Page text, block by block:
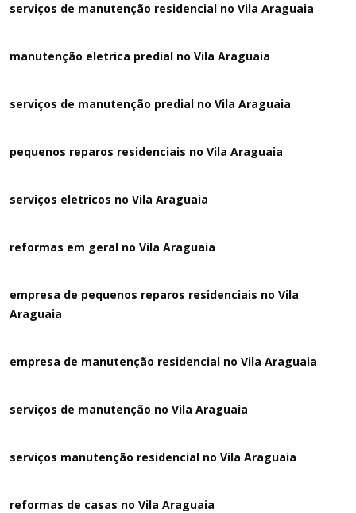
serviços de manutenção residencial no Vila Araguaia
manutenção eletrica predial no Vila Araguaia
serviços de manutenção predial no Vila Araguaia
pequenos reparos residenciais no Vila Araguaia
serviços eletricos no Vila Araguaia
reformas em geral no Vila Araguaia
empresa de pequenos reparos residenciais no Vila
Araguaia
empresa de manutenção residencial no Vila Araguaia
serviços de manutenção no Vila Araguaia
serviços manutenção residencial no Vila Araguaia
reformas de casas no Vila Araguaia